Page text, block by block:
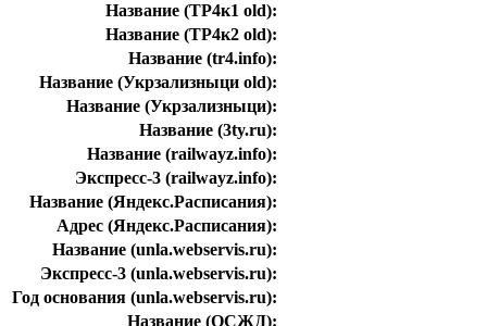
Название (ТР4к1 old):
Название (ТР4к2 old):
Название (tr4.info):
Название (Укрзализныци old):
Название (Укрзализныци):
Название (3ty.ru):
Название (railwayz.info):
Экспресс-3 (railwayz.info):
Название (Яндекс.Расписания):
Адрес (Яндекс.Расписания):
Название (unla.webservis.ru):
Экспресс-3 (unla.webservis.ru):
Год основания (unla.webservis.ru):
Название (ОСЖД):